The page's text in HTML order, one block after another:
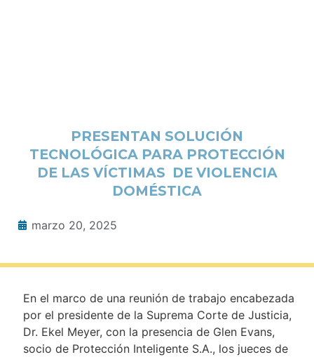
PRESENTAN SOLUCIÓN
TECNOLÓGICA PARA PROTECCIÓN
DE LAS VÍCTIMAS DE VIOLENCIA
DOMÉSTICA
marzo 20, 2025
En el marco de una reunión de trabajo encabezada
por el presidente de la Suprema Corte de Justicia,
Dr. Ekel Meyer, con la presencia de Glen Evans,
socio de Protección Inteligente S.A., los jueces de